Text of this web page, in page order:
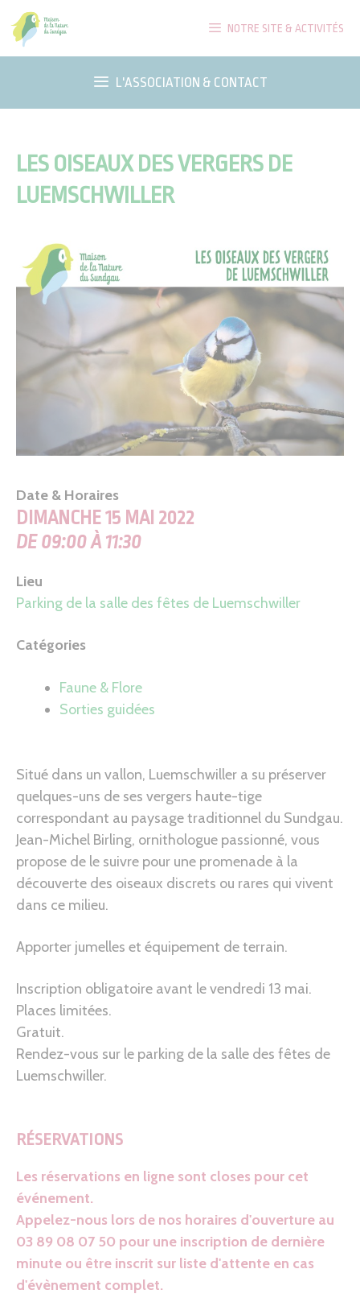
Aller
au
contenu
NOTRE SITE & ACTIVITÉS
L'ASSOCIATION & CONTACT
LES OISEAUX DES VERGERS DE
LUEMSCHWILLER
Date & Horaires
DIMANCHE 15 MAI 2022
DE 09:00 À 11:30
Lieu
Parking de la salle des fêtes de Luemschwiller
Catégories
Faune & Flore
Sorties guidées
Situé dans un vallon, Luemschwiller a su préserver
quelques-uns de ses vergers haute-tige
correspondant au paysage traditionnel du Sundgau.
Jean-Michel Birling, ornithologue passionné, vous
propose de le suivre pour une promenade à la
découverte des oiseaux discrets ou rares qui vivent
dans ce milieu.
Apporter jumelles et équipement de terrain.
Inscription obligatoire avant le vendredi 13 mai.
Places limitées.
Gratuit.
Rendez-vous sur le parking de la salle des fêtes de
Luemschwiller.
RÉSERVATIONS
Les réservations en ligne sont closes pour cet
événement.
Appelez-nous lors de nos horaires d'ouverture au
03 89 08 07 50 pour une inscription de dernière
minute ou être inscrit sur liste d'attente en cas
d'évènement complet.